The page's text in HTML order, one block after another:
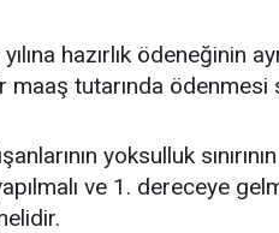
hazırlık ödeneğinin
maaş tutarında ödenmesi
yoksulluk
ve 1. dereceye